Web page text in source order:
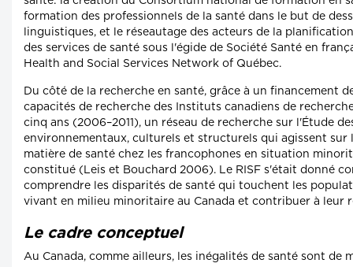
formation des professionnels de la santé dans le but de
linguistiques, et le réseautage des acteurs de la
des services de santé sous l'égide de Société Santé en
Health and Social Services Network of Québec.
Du côté de la recherche en santé, grâce à un financement
capacités de recherche des Instituts canadiens de
cinq ans (2006–2011), un réseau de recherche sur l'Étude
environnementaux, culturels et structurels qui agissent sur
matière de santé chez les francophones en situation
constitué (Leis et Bouchard 2006). Le RISF s'était donné
comprendre les disparités de santé qui touchent les
vivant en milieu minoritaire au Canada et contribuer à leur
Le cadre conceptuel
Au Canada, comme ailleurs, les inégalités de santé sont de